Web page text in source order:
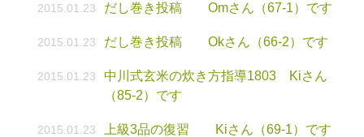
2015.01.23 だし巻き投稿 Omさん（67-1）です
2015.01.23 だし巻き投稿 Okさん（66-2）です
2015.01.23
中川式玄米の炊き方指導1803 Kiさん
（85-2）です
2015.01.23 上級3品の復習 Kiさん（69-1）です